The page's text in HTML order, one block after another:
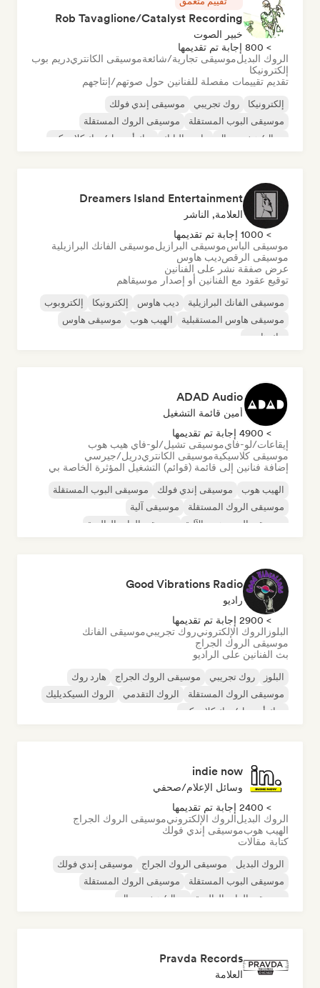
Rob Tavaglione/Catalyst Recording
خبير الصوت
> 800 إجابة تم تقديمها
الروك البديلموسيقى تجارية/شائعةموسيقى الكانتريدريم بوب
إلكترونيكا
تقديم تقييمات مفصلة للفنانين حول صوتهم/إنتاجهم
إلكترونيكا روك تجريبي
موسيقى إندي فولك
موسيقى البوب المستقلة
موسيقى الروك المستقلة
ميتال/هيفي ميتال
ما بعد البانك روك أند رول/روك كلاسيكي
Dreamers Island Entertainment
العلامة, الناشر
> 1000 إجابة تم تقديمها
موسيقى الباسموسيقى البرازيلموسيقى الفانك البرازيلية
موسيقى الرقصديب هاوس
عرض صفقة نشر على الفنانين
توقيع عقود مع الفنانين أو إصدار موسيقاهم
موسيقى الفانك البرازيلية ديب هاوس إلكترونيكا
إلكتروبوب
موسيقى هاوس المستقبلية
الهيب هوب
موسيقى هاوس
تيك هاوس
ADAD Audio
أمين قائمة التشغيل
> 4900 إجابة تم تقديمها
إيقاعات/لو-فايموسيقى تشيل/لو-فاي هيب هوب
موسيقى كلاسيكيةموسيقى الكانتريدريل/جيرسي
إضافة فنانين إلى قائمة (قوائم) التشغيل المؤثرة الخاصة بي
الهيب هوب موسيقى إندي فولك
موسيقى البوب المستقلة
موسيقى الروك المستقلة
موسيقى آلية
موسيقى الهيب هوب الآلية
موسيقى الراب العالمية
Good Vibrations Radio
راديو
> 2900 إجابة تم تقديمها
البلوز الروك الإلكترونيروك تجريبيموسيقى الفانك
موسيقى الروك الجراج
بث الفنانين على الراديو
البلوز روك تجريبي موسيقى الروك الجراج
هارد روك
موسيقى الروك المستقلة
الروك التقدمي
الروك السيكديليك
روك أند رول/روك كلاسيكي
indie now
وسائل الإعلام/صحفي
> 2400 إجابة تم تقديمها
الروك البديلالروك الإلكترونيموسيقى الروك الجراج
الهيب هوبموسيقى إندي فولك
كتابة مقالات
الروك البديل موسيقى الروك الجراج
موسيقى إندي فولك
موسيقى البوب المستقلة
موسيقى الروك المستقلة
موسيقى الراب العالمية
ميتال/هيفي ميتال
Pravda Records
العلامة